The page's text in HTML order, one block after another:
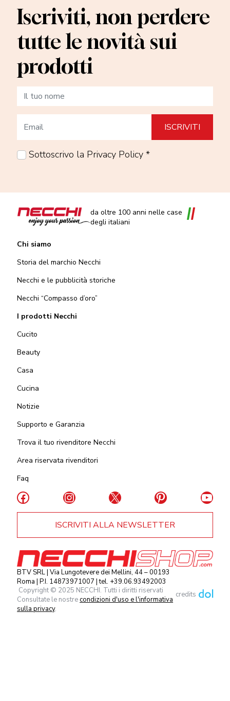
Iscriviti, non perdere
tutte le novità sui
prodotti
Sottoscrivo la Privacy Policy *
da oltre 100 anni nelle case
degli italiani
Chi siamo
Storia del marchio Necchi
Necchi e le pubblicità storiche
Necchi “Compasso d’oro”
I prodotti Necchi
Cucito
Beauty
Casa
Cucina
Notizie
Supporto e Garanzia
Trova il tuo rivenditore Necchi
Area riservata rivenditori
Faq
FacebookInstagram
X Pinterest
ISCRIVITI ALLA NEWSLETTER
BTV SRL | Via Lungotevere dei Mellini, 44 – 00193
Roma | P.I. 14873971007 | tel. +39.06.93492003
Copyright © 2025 NECCHI. Tutti i diritti riservati
Consultate le nostrecondizioni d'uso e l'informativa
sulla privacy.
credits